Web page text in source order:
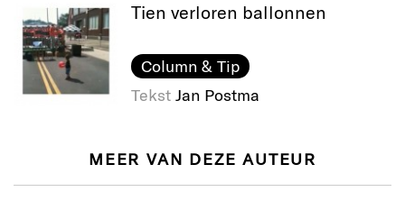
Tien verloren ballonnen
Column & Tip
Tekst Jan Postma
MEER VAN DEZE AUTEUR